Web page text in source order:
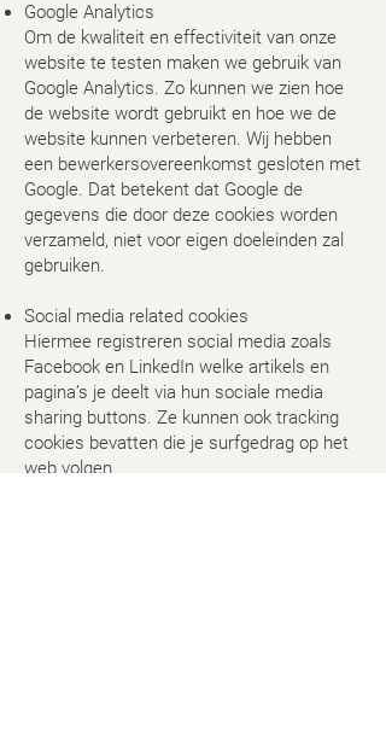
Google Analytics
Om de kwaliteit en effectiviteit van onze
website te testen maken we gebruik van
Google Analytics. Zo kunnen we zien hoe
de website wordt gebruikt en hoe we de
website kunnen verbeteren. Wij hebben
een bewerkersovereenkomst gesloten met
Google. Dat betekent dat Google de
gegevens die door deze cookies worden
verzameld, niet voor eigen doeleinden zal
gebruiken.
Social media related cookies
Hiermee registreren social media zoals
Facebook en LinkedIn welke artikels en
pagina’s je deelt via hun sociale media
sharing buttons. Ze kunnen ook tracking
cookies bevatten die je surfgedrag op het
web volgen.